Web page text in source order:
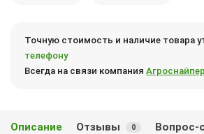
Точную стоимость и наличие товара
телефону
Всегда на связи компания Агроснайпер
Описание Отзывы 0 Вопрос-